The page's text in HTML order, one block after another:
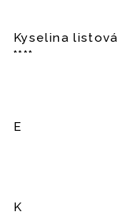
Kyselina listová
****
E
K